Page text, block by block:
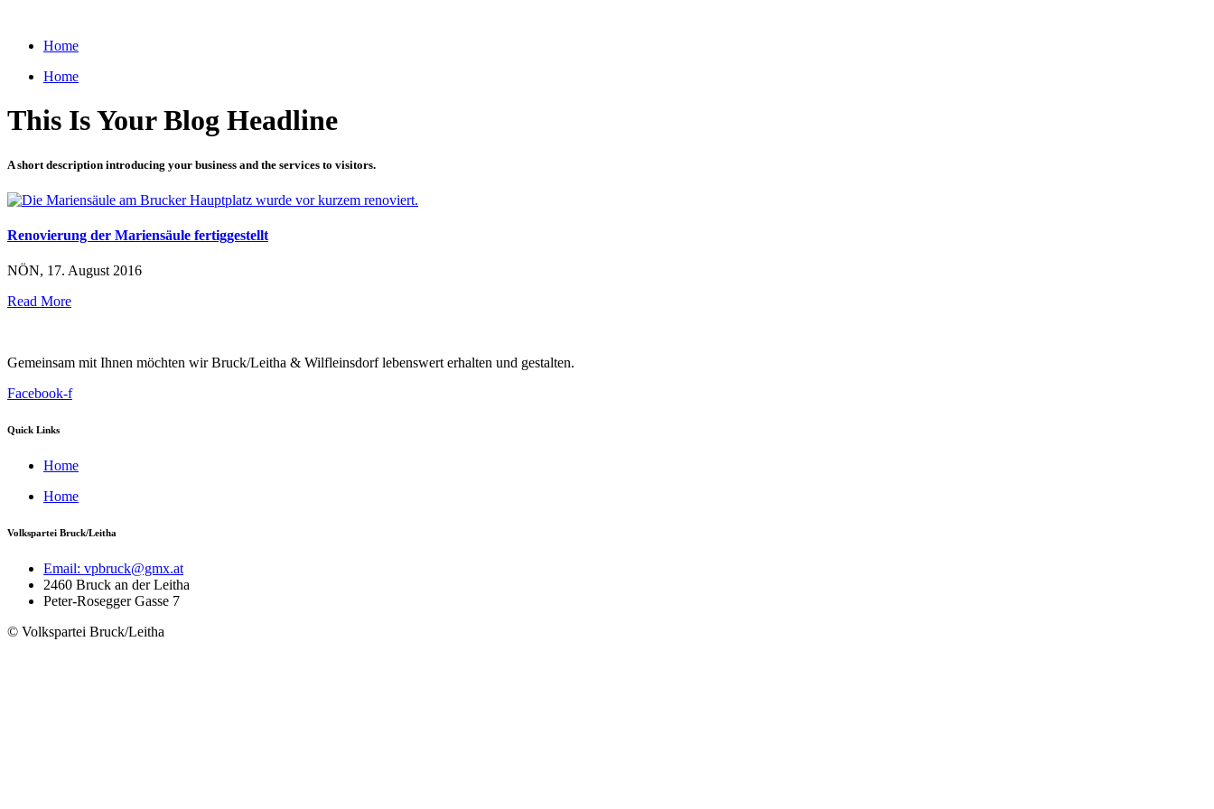
wechselnHome
Home
This Is Your Blog Headline
A short description introducing your business and the services to visitors.
Renovierung der Mariensäule fertiggestellt
NÖN, 17. August 2016
Read More
Gemeinsam mit Ihnen möchten wir Bruck/Leitha & Wilfleinsdorf lebenswert erhalten und gestalten.
Facebook-f
Quick Links
Home
Home
Volkspartei Bruck/Leitha
Email: vpbruck@gmx.at
2460 Bruck an der Leitha
Peter-Rosegger Gasse 7
© Volkspartei Bruck/Leitha